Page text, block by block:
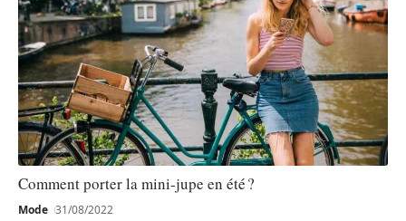
Comment porter la mini-jupe en été ?
Mode 31/08/2022